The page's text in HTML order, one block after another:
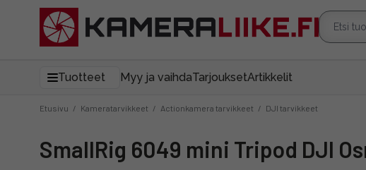
Tuotteet Myy ja vaihdaTarjouksetArtikkelit
Etusivu / Kameratarvikkeet / Actionkamera tarvikkeet / DJI tarvikkeet
SmallRig 6049 mini Tripod DJI